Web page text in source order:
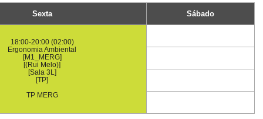
Sexta Sábado
18:00-20:00 (02:00)
Ergonomia Ambiental
[M1_MERG]
[(Rui Melo)]
[Sala 3L]
[TP]
TP MERG